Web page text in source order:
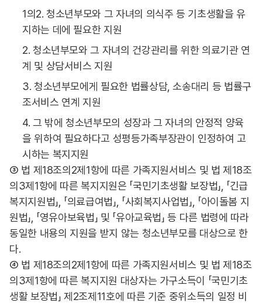
1의2. 청소년부모와 그 자녀의 의식주 등 기초생활을 유
지하는 데에 필요한 지원
2. 청소년부모와 그 자녀의 건강관리를 위한 의료기관 연
계 및 상담서비스 지원
3. 청소년부모에게 필요한 법률상담, 소송대리 등 법률구
조서비스 연계 지원
4. 그 밖에 청소년부모의 성장과 그 자녀의 안정적 양육
을 위하여 필요하다고 성평등가족부장관이 인정하여 고
시하는 복지지원
③ 법 제18조의2제1항에 따른 가족지원서비스 및 법 제18조
의3제1항에 따른 복지지원은 「국민기초생활 보장법」, 「긴급
복지지원법」, 「의료급여법」, 「사회복지사업법」, 「아이돌봄 지
원법」, 「영유아보육법」 및 「유아교육법」 등 다른 법령에 따라
동일한 내용의 지원을 받지 않는 청소년부모를 대상으로 한
다.
④ 법 제18조의2제1항에 따른 가족지원서비스 및 법 제18조
의3제1항에 따른 복지지원 대상자는 가구소득이 「국민기초
생활 보장법」 제2조제11호에 따른 기준 중위소득의 일정 비